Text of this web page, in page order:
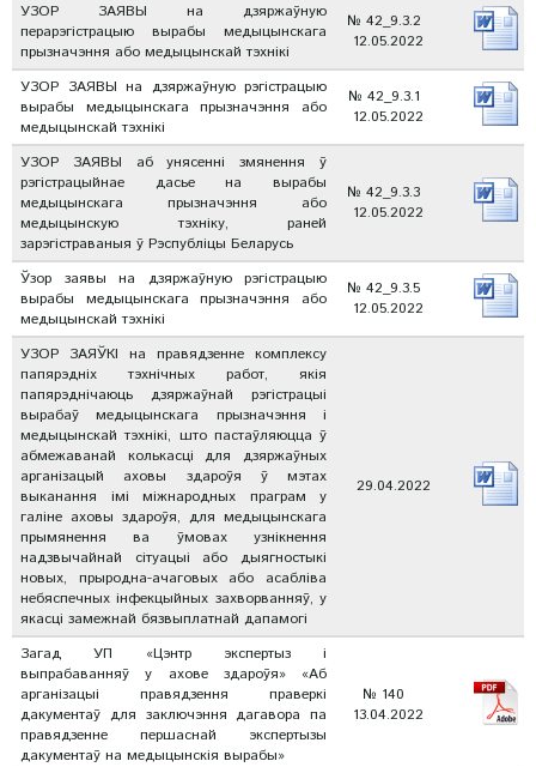
УЗОР ЗАЯВЫ на дзяржаўную
перарэгістрацыю вырабы медыцынскага
прызначэння або медыцынскай тэхнікі
№ 42_9.3.2
12.05.2022
УЗОР ЗАЯВЫ на дзяржаўную рэгістрацыю
вырабы медыцынскага прызначэння або
медыцынскай тэхнікі
№ 42_9.3.1
12.05.2022
УЗОР ЗАЯВЫ аб унясенні змянення ў
рэгістрацыйнае дасье на вырабы
медыцынскага прызначэння або
медыцынскую тэхніку, раней
зарэгістраваныя ў Рэспубліцы Беларусь
№ 42_9.3.3
12.05.2022
Ўзор заявы на дзяржаўную рэгістрацыю
вырабы медыцынскага прызначэння або
медыцынскай тэхнікі
№ 42_9.3.5
12.05.2022
УЗОР ЗАЯЎКІ на правядзенне комплексу
папярэдніх тэхнічных работ, якія
папярэднічаюць дзяржаўнай рэгістрацыі
вырабаў медыцынскага прызначэння і
медыцынскай тэхнікі, што пастаўляюцца ў
абмежаванай колькасці для дзяржаўных
арганізацый аховы здароўя ў мэтах
выканання імі міжнародных праграм у
галіне аховы здароўя, для медыцынскага
прымянення ва ўмовах узнікнення
надзвычайнай сітуацыі або дыягностыкі
новых, прыродна-ачаговых або асабліва
небяспечных інфекцыйных захворванняў, у
якасці замежнай бязвыплатнай дапамогі
29.04.2022
Загад УП «Цэнтр экспертыз і
выпрабаванняў у ахове здароўя» «Аб
арганізацыі правядзення праверкі
дакументаў для заключэння дагавора па
правядзенне першаснай экспертызы
дакументаў на медыцынскія вырабы»
№ 140
13.04.2022